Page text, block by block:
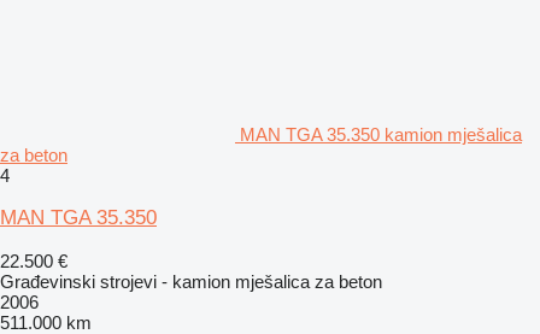
MAN TGA 35.350 kamion mješalica
za beton
4
MAN TGA 35.350
22.500 €
Građevinski strojevi - kamion mješalica za beton
2006
511.000 km